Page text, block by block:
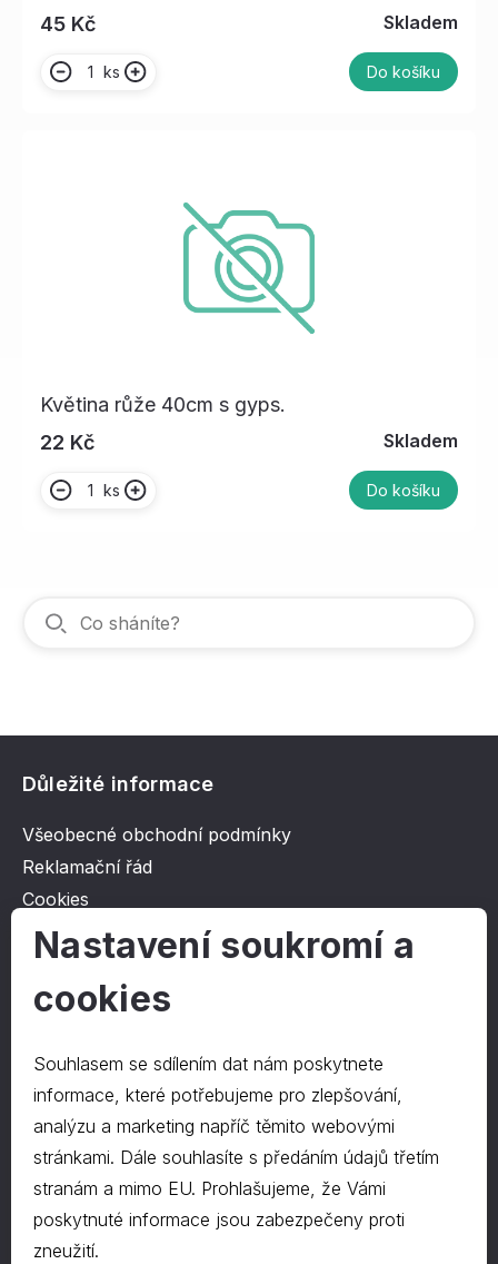
45 Kč
Skladem
ks Do košíku
Květina růže 40cm s gyps.
22 Kč
Skladem
ks Do košíku
Důležité informace
Všeobecné obchodní podmínky
Reklamační řád
Cookies
Ochrana osobních údajů
O společnosti
Kontakt
O nás
Kontakty
577 222 666
©2024 PD-HRAPA s.r.o.
Nastavení soukromí a
cookies
Souhlasem se sdílením dat nám poskytnete
informace, které potřebujeme pro zlepšování,
analýzu a marketing napříč těmito webovými
stránkami. Dále souhlasíte s předáním údajů třetím
stranám a mimo EU. Prohlašujeme, že Vámi
poskytnuté informace jsou zabezpečeny proti
zneužití.